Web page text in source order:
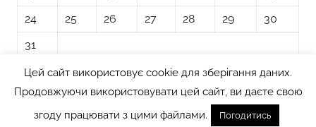
24
25 26 27 28 29
30
31
« Лип
Цей сайт використовує cookie для зберігання даних.
Продовжуючи використовувати цей сайт, ви даєте свою
згоду працювати з цими файлами.
Погодитись